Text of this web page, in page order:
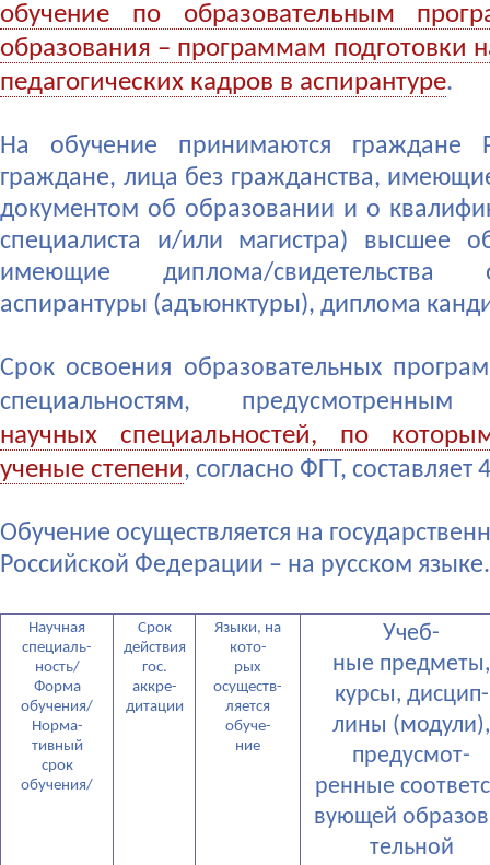
обучение по образовательным
образования – программам подготовки
педагогических кадров в аспирантуре.
На обучение принимаются граждане
граждане, лица без гражданства,
документом об образовании и о
специалиста и/или магистра) высшее
имеющие диплома/
аспирантуры (адъюнктуры), диплома
Срок освоения образовательных
специальностям,
научных специальностей, по
ученые степени, согласно ФГТ, составляет
Обучение осуществляется на
Российской Федерации – на русском языке.
Научная
специаль-
ность/
Форма
обучения/
Норма-
тивный
срок
обучения/
Срок
действия
гос.
аккре-
дитации
Языки, на
кото-
рых
осуществ-
ляется
обуче-
ние
Учеб-
ные предметы,
курсы, дисцип-
лины (модули),
предусмот-
ренные
вующей
тельной